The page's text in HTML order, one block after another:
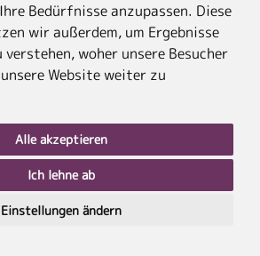
Bedürfnisse anzupassen. Diese
wir außerdem, um Ergebnisse
verstehen, woher unsere Besucher
Website weiter zu
Alle akzeptieren
Ich lehne ab
Einstellungen ändern